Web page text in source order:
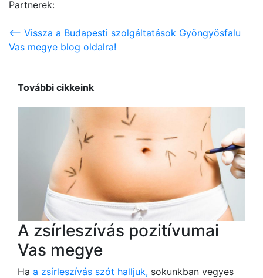
Partnerek:
<-- Vissza a Budapesti szolgáltatások Gyöngyösfalu
Vas megye blog oldalra!
További cikkeink
A zsírleszívás pozitívumai
Vas megye
Ha a zsírleszívás szót halljuk, sokunkban vegyes